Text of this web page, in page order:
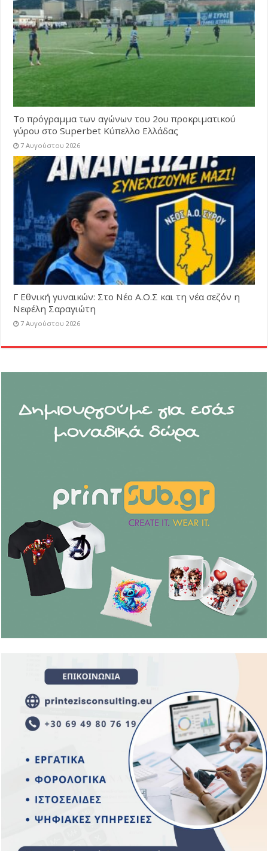
Το πρόγραμμα των αγώνων του 2ου προκριματικού
γύρου στο Superbet Κύπελλο Ελλάδας
7 Αυγούστου 2026
Γ Εθνική γυναικών: Στο Νέο Α.Ο.Σ και τη νέα σεζόν η
Νεφέλη Σαραγιώτη
7 Αυγούστου 2026